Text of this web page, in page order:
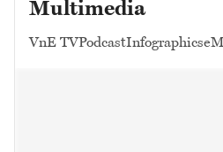
Multimedia
VnE TVPodcastInfographics